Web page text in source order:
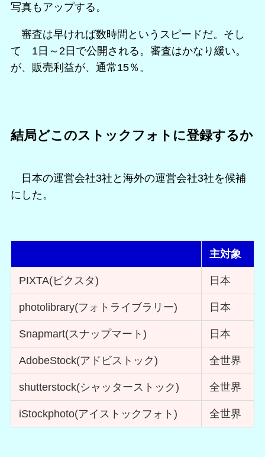
写真もアップする。
審査は早ければ数時間というスピードだ。そし
て 1日～2日で公開される。審査はかなり緩い。
が、販売利益が、通常15％。
結局どこのストックフォトに登録するか
日本の運営会社3社と海外の運営会社3社を候補
にした。
主対象
PIXTA(ピクスタ) 日本
photolibrary(フォトライブラリー) 日本
Snapmart(スナップマート) 日本
AdobeStock(アドビストック) 全世界
shutterstock(シャッターストック) 全世界
iStockphoto(アイストックフォト) 全世界